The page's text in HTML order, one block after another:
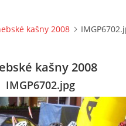
kašny 2008
kašny 2008
IMGP6702.jpg